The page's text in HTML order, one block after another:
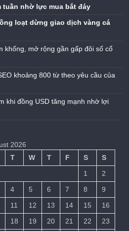
tuần nhờ lực mua bắt đáy
loạt dừng giao dịch vàng cá
khống, mở rộng gần gấp đôi số cổ
khoảng 800 từ theo yêu cầu của
khi đồng USD tăng mạnh nhờ lợi
2026
T W T F S
S
1
2
4 5 6 7 8
9
11 12 13 14 15
16
18 19 20 21 22 23